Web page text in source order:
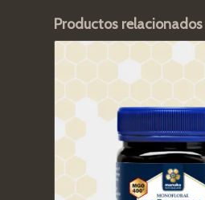
Productos relacionados